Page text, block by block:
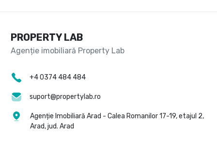
PROPERTY LAB
+4 0374 484 484
suport@propertylab.ro
Agenție Imobiliară Arad - Calea Romanilor 17-19, etajul 2,
Arad, jud. Arad